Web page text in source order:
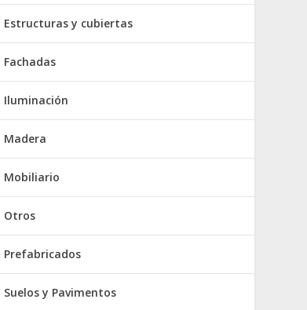
Estructuras y cubiertas
Fachadas
Iluminación
Madera
Mobiliario
Otros
Prefabricados
Suelos y Pavimentos